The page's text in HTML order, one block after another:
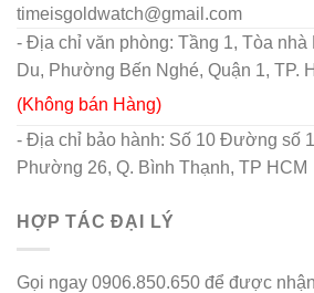
timeisgoldwatch@gmail.com
- Địa chỉ văn phòng: Tầng 1, Tòa
Du, Phường Bến Nghé, Quận 1, TP.
(Không bán Hàng)
- Địa chỉ bảo hành: Số 10 Đường số
Phường 26, Q. Bình Thạnh, TP HCM
HỢP TÁC ĐẠI LÝ
Gọi ngay 0906.850.650 để được